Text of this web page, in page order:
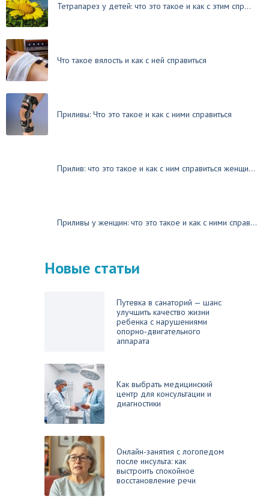
Тетрапарез у детей: что это такое и как с этим спр...
Что такое вялость и как с ней справиться
Приливы: Что это такое и как с ними справиться
Прилив: что это такое и как с ним справиться женщи...
Приливы у женщин: что это такое и как с ними справ...
Новые статьи
Путевка в санаторий — шанс
улучшить качество жизни
ребенка с нарушениями
опорно‑двигательного
аппарата
Как выбрать медицинский
центр для консультации и
диагностики
Онлайн-занятия с логопедом
после инсульта: как
выстроить спокойное
восстановление речи